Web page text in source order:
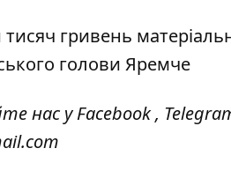
гривень
голови Яремче
нас уFacebook,